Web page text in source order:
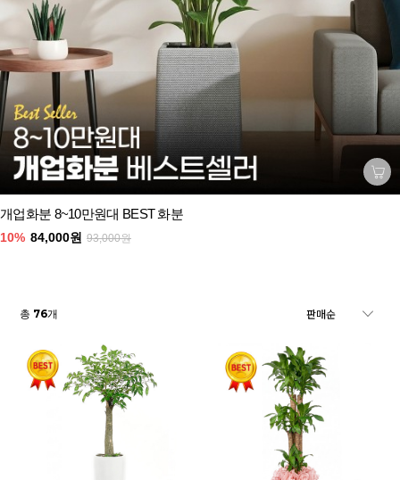
개업화분 8~10만원대 BEST 화분
10% 84,000원 93,000원
총 76개